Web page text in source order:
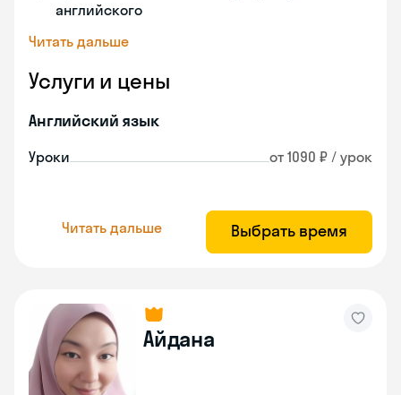
английского
Читать дальше
Услуги и цены
Английский язык
Уроки от 1090 ₽ / урок
Читать дальше Выбрать время
Айдана